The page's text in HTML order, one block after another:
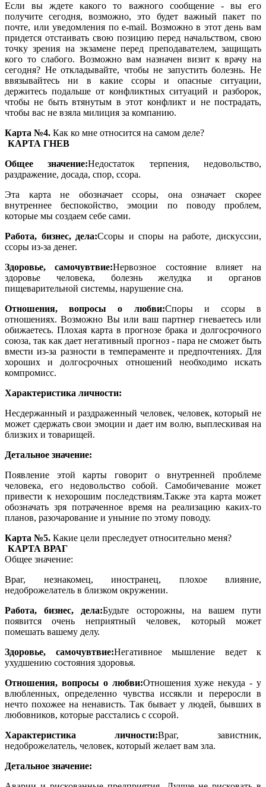
Если вы ждете какого то важного сообщение - вы его
получите сегодня, возможно, это будет важный пакет по
почте, или уведомления по e-mail. Возможно в этот день вам
придется отстаивать свою позицию перед начальством, свою
точку зрения на экзамене перед преподавателем, защищать
кого то слабого. Возможно вам назначен визит к врачу на
сегодня? Не откладывайте, чтобы не запустить болезнь. Не
ввязывайтесь ни в какие ссоры и опасные ситуации,
держитесь подальше от конфликтных ситуаций и разборок,
чтобы не быть втянутым в этот конфликт и не пострадать,
чтобы вас не взяла милиция за компанию.
Карта №4. Как ко мне относится на самом деле?
КАРТА ГНЕВ
Общее значение:Недостаток терпения, недовольство,
раздражение, досада, спор, ссора.
Эта карта не обозначает ссоры, она означает скорее
внутреннее беспокойство, эмоции по поводу проблем,
которые мы создаем себе сами.
Работа, бизнес, дела:Ссоры и споры на работе, дискуссии,
ссоры из-за денег.
Здоровье, самочувтвие:Нервозное состояние влияет на
здоровье человека, болезнь желудка и органов
пищеварительной системы, нарушение сна.
Отношения, вопросы о любви:Споры и ссоры в
отношениях. Возможно Вы или ваш партнер гневаетесь или
обижаетесь. Плохая карта в прогнозе брака и долгосрочного
союза, так как дает негативный прогноз - пара не сможет быть
вмести из-за разности в темпераменте и предпочтениях. Для
хороших и долгосрочных отношений необходимо искать
компромисс.
Характеристика личности:
Несдержанный и раздраженный человек, человек, который не
может сдержать свои эмоции и дает им волю, выплескивая на
близких и товарищей.
Детальное значение:
Появление этой карты говорит о внутренней проблеме
человека, его недовольство собой. Самобичевание может
привести к нехорошим последствиям.Также эта карта может
обозначать зря потраченное время на реализацию каких-то
планов, разочарование и уныние по этому поводу.
Карта №5. Какие цели преследует относительно меня?
КАРТА ВРАГ
Общее значение:
Враг, незнакомец, иностранец, плохое влияние,
недоброжелатель в близком окружении.
Работа, бизнес, дела:Будьте осторожны, на вашем пути
появится очень неприятный человек, который может
помешать вашему делу.
Здоровье, самочувтвие:Негативное мышление ведет к
ухудшению состояния здоровья.
Отношения, вопросы о любви:Отношения хуже некуда - у
влюбленных, определенно чувства иссякли и переросли в
нечто похожее на ненависть. Так бывает у людей, бывших в
любовников, которые расстались с ссорой.
Характеристика личности:Враг, завистник,
недоброжелатель, человек, который желает вам зла.
Детальное значение: